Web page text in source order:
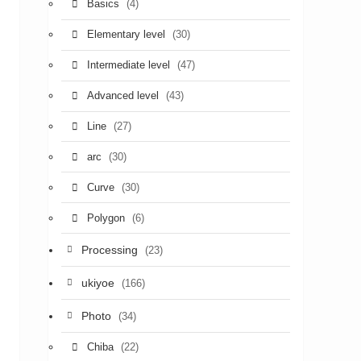
Basics (4)
Elementary level (30)
Intermediate level (47)
Advanced level (43)
Line (27)
arc (30)
Curve (30)
Polygon (6)
Processing (23)
ukiyoe (166)
Photo (34)
Chiba (22)